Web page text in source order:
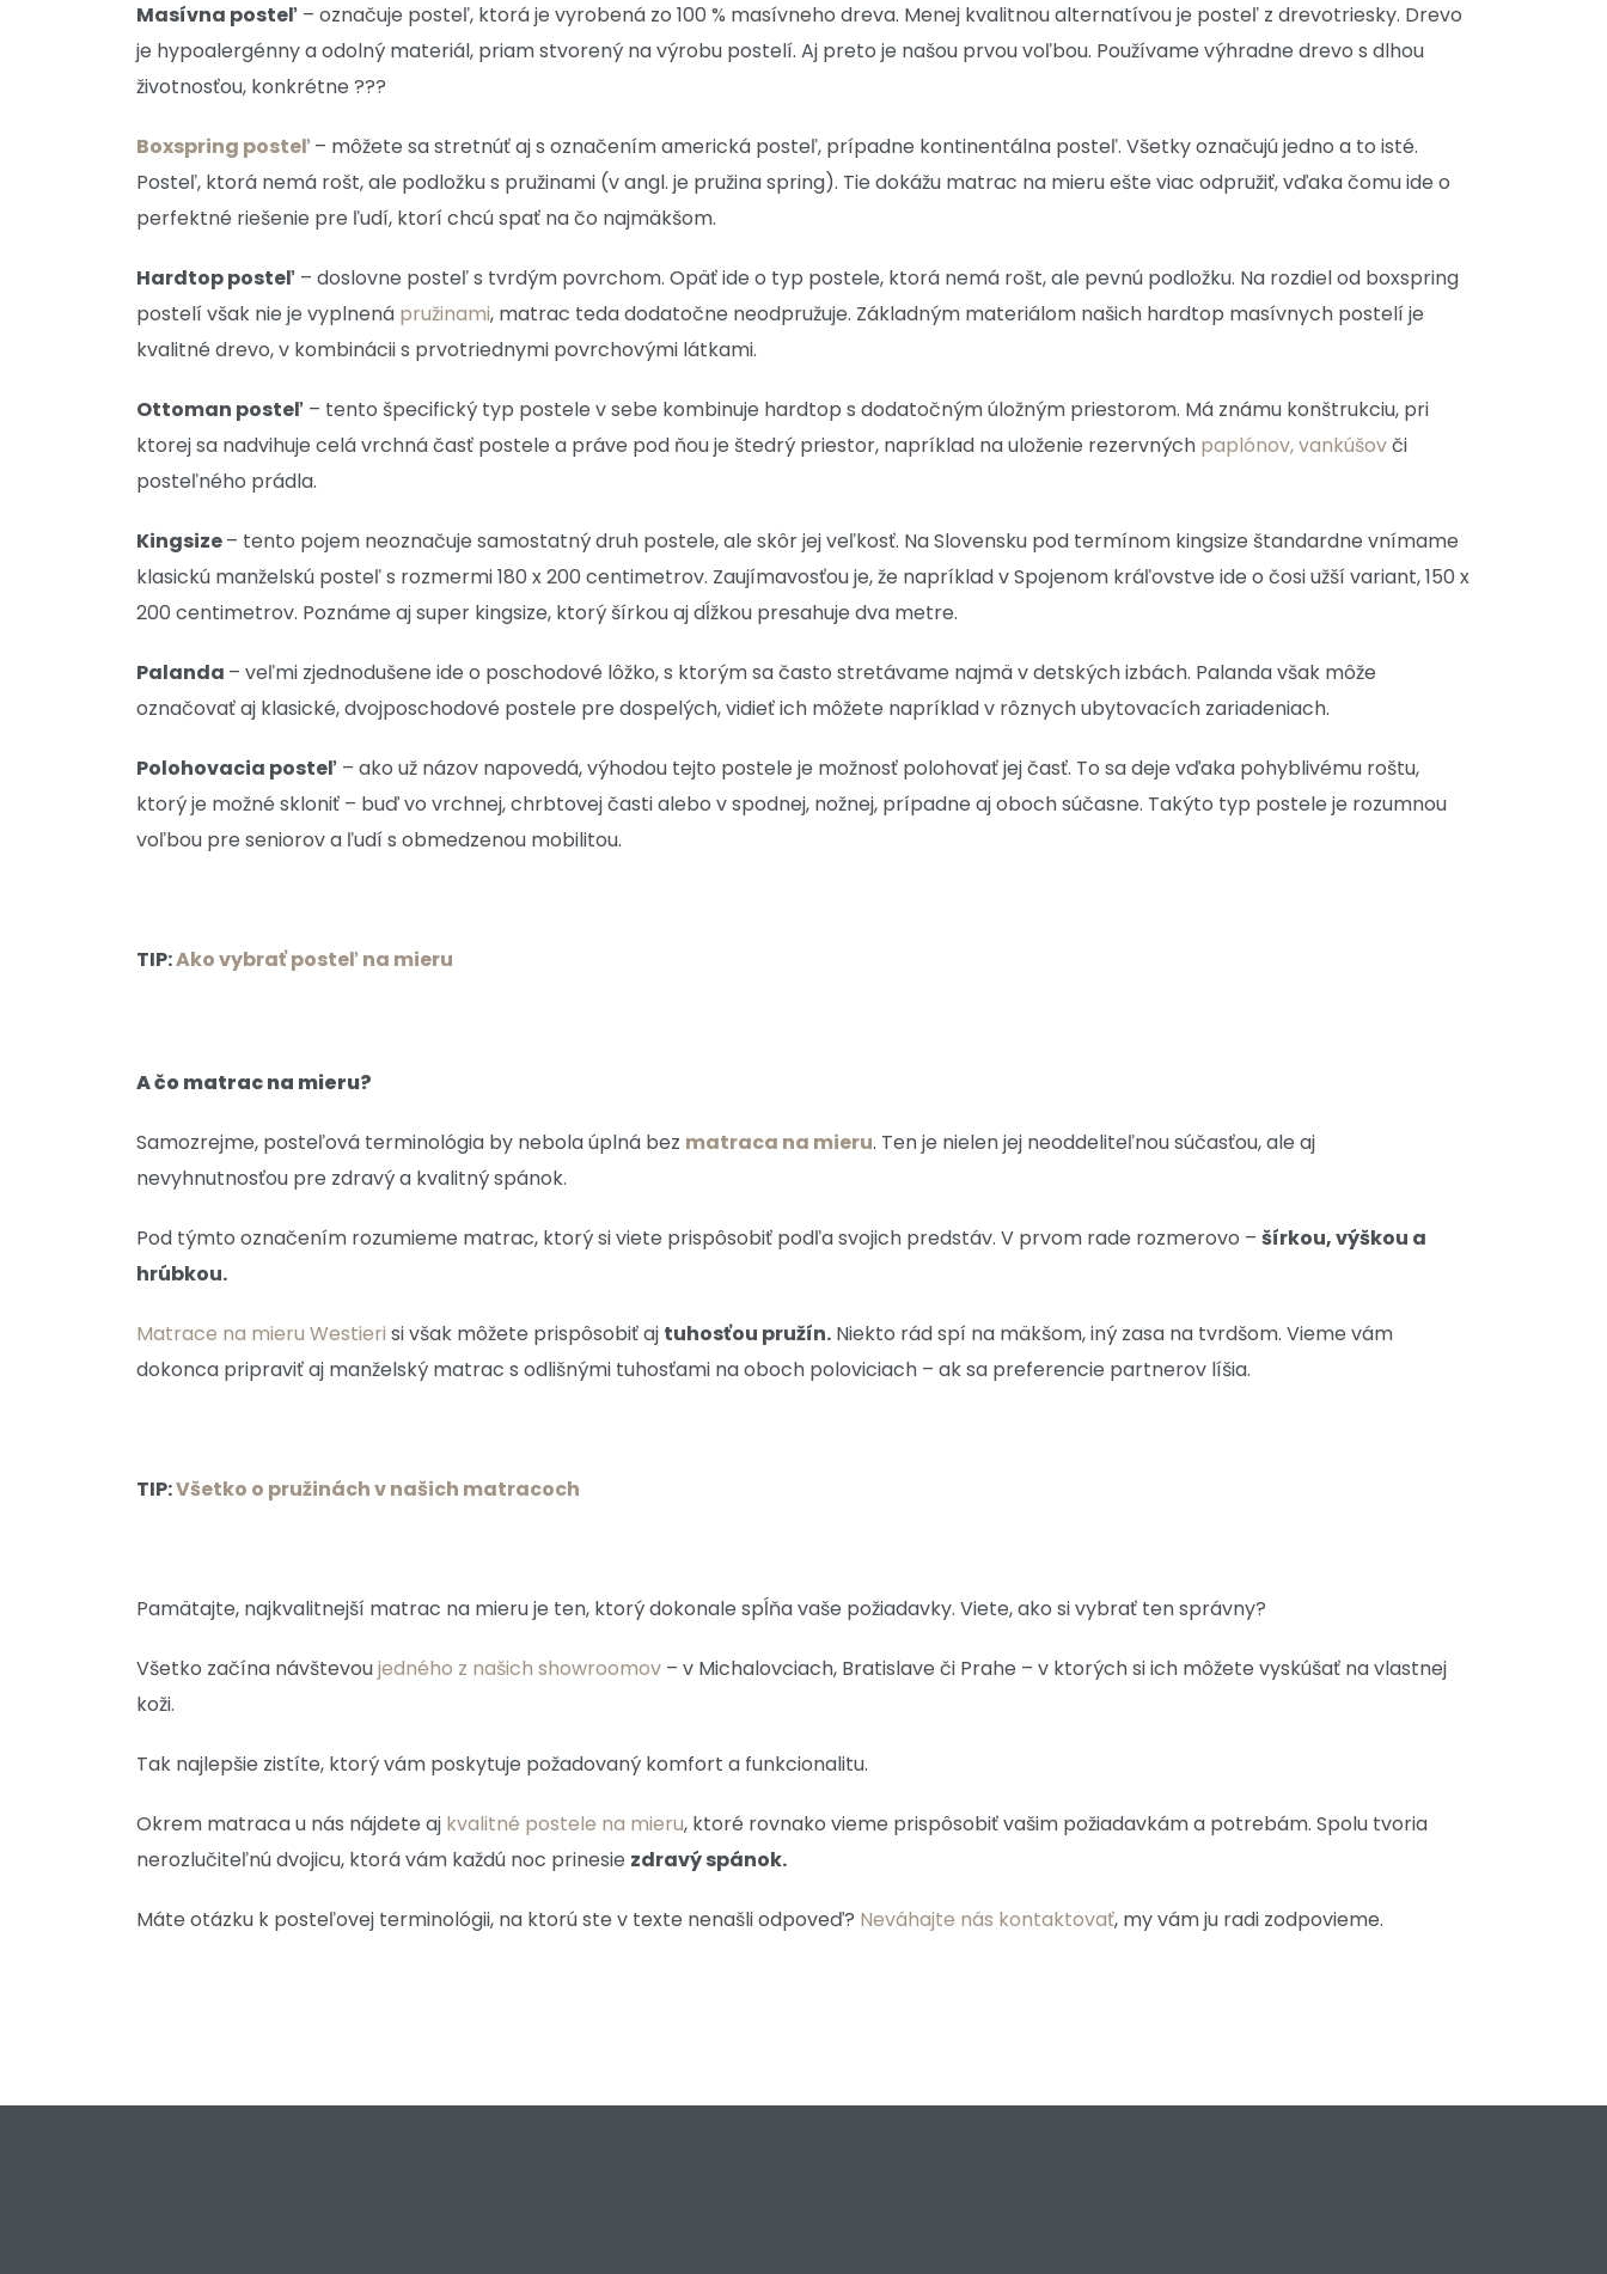
Masívna posteľ – označuje posteľ, ktorá je vyrobená zo 100 % masívneho dreva. Menej kvalitnou alternatívou je posteľ z drevotriesky. Drevo
je hypoalergénny a odolný materiál, priam stvorený na výrobu postelí. Aj preto je našou prvou voľbou. Používame výhradne drevo s dlhou
životnosťou, konkrétne ???
Boxspring posteľ – môžete sa stretnúť aj s označením americká posteľ, prípadne kontinentálna posteľ. Všetky označujú jedno a to isté.
Posteľ, ktorá nemá rošt, ale podložku s pružinami (v angl. je pružina spring). Tie dokážu matrac na mieru ešte viac odpružiť, vďaka čomu ide o
perfektné riešenie pre ľudí, ktorí chcú spať na čo najmäkšom.
Hardtop posteľ – doslovne posteľ s tvrdým povrchom. Opäť ide o typ postele, ktorá nemá rošt, ale pevnú podložku. Na rozdiel od boxspring
postelí však nie je vyplnená pružinami, matrac teda dodatočne neodpružuje. Základným materiálom našich hardtop masívnych postelí je
kvalitné drevo, v kombinácii s prvotriednymi povrchovými látkami.
Ottoman posteľ – tento špecifický typ postele v sebe kombinuje hardtop s dodatočným úložným priestorom. Má známu konštrukciu, pri
ktorej sa nadvihuje celá vrchná časť postele a práve pod ňou je štedrý priestor, napríklad na uloženie rezervných paplónov, vankúšovči
posteľného prádla.
Kingsize– tento pojem neoznačuje samostatný druh postele, ale skôr jej veľkosť. Na Slovensku pod termínom kingsize štandardne vnímame
klasickú manželskú posteľ s rozmermi 180 x 200 centimetrov. Zaujímavosťou je, že napríklad v Spojenom kráľovstve ide o čosi užší variant, 150 x
200 centimetrov. Poznáme aj super kingsize, ktorý šírkou aj dĺžkou presahuje dva metre.
Palanda – veľmi zjednodušene ide o poschodové lôžko, s ktorým sa často stretávame najmä v detských izbách. Palanda však môže
označovať aj klasické, dvojposchodové postele pre dospelých, vidieť ich môžete napríklad v rôznych ubytovacích zariadeniach.
Polohovacia posteľ – ako už názov napovedá, výhodou tejto postele je možnosť polohovať jej časť. To sa deje vďaka pohyblivému roštu,
ktorý je možné skloniť – buď vo vrchnej, chrbtovej časti alebo v spodnej, nožnej, prípadne aj oboch súčasne. Takýto typ postele je rozumnou
voľbou pre seniorov a ľudí s obmedzenou mobilitou.
TIP:Ako vybrať posteľ na mieru
A čo matrac na mieru?
Samozrejme, posteľová terminológia by nebola úplná bez matraca na mieru. Ten je nielen jej neoddeliteľnou súčasťou, ale aj
nevyhnutnosťou pre zdravý a kvalitný spánok.
Pod týmto označením rozumieme matrac, ktorý si viete prispôsobiť podľa svojich predstáv. V prvom rade rozmerovo – šírkou, výškou a
hrúbkou.
Matrace na mieru Westieri si však môžete prispôsobiť aj tuhosťou pružín. Niekto rád spí na mäkšom, iný zasa na tvrdšom. Vieme vám
dokonca pripraviť aj manželský matrac s odlišnými tuhosťami na oboch poloviciach – ak sa preferencie partnerov líšia.
TIP:Všetko o pružinách v našich matracoch
Pamätajte, najkvalitnejší matrac na mieru je ten, ktorý dokonale spĺňa vaše požiadavky. Viete, ako si vybrať ten správny?
Všetko začína návštevoujedného z našich showroomov – v Michalovciach, Bratislave či Prahe – v ktorých si ich môžete vyskúšať na vlastnej
koži.
Tak najlepšie zistíte, ktorý vám poskytuje požadovaný komfort a funkcionalitu.
Okrem matraca u nás nájdete aj kvalitné postele na mieru, ktoré rovnako vieme prispôsobiť vašim požiadavkám a potrebám. Spolu tvoria
nerozlučiteľnú dvojicu, ktorá vám každú noc prinesie zdravý spánok.
Máte otázku k posteľovej terminológii, na ktorú ste v texte nenašli odpoveď? Neváhajte nás kontaktovať, my vám ju radi zodpovieme.